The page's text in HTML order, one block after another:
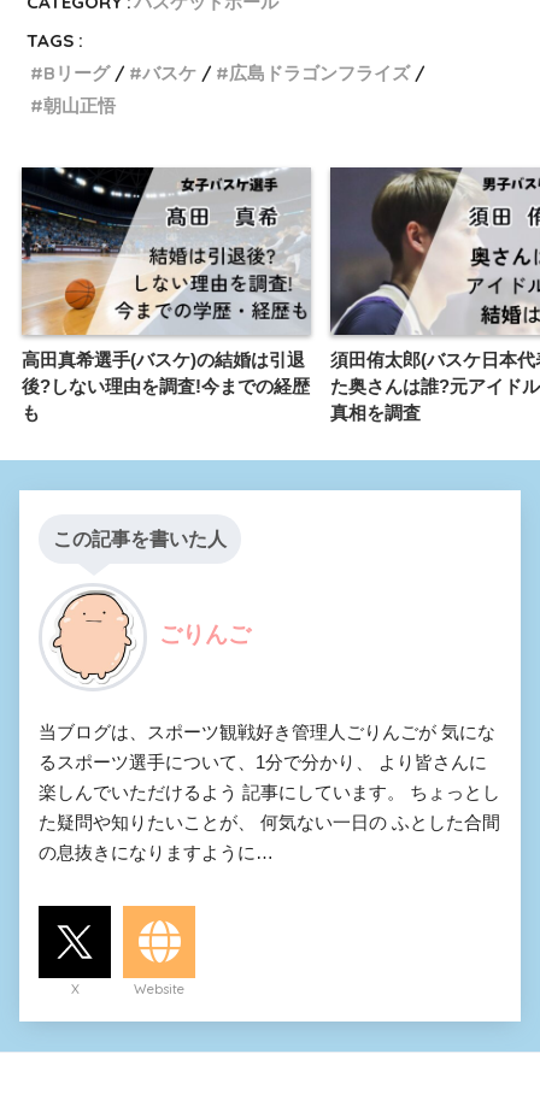
TAGS :
Bリーグ
バスケ
広島ドラゴンフライズ
朝山正悟
高田真希選手(バスケ)の結婚は引退
後?しない理由を調査!今までの経歴
も
須田侑太郎(バスケ日本
た奥さんは誰?元アイド
真相を調査
この記事を書いた人
ごりんご
当ブログは、スポーツ観戦好き管理人ごりんごが 気にな
るスポーツ選手について、1分で分かり、 より皆さんに
楽しんでいただけるよう 記事にしています。 ちょっとし
た疑問や知りたいことが、 何気ない一日の ふとした合間
の息抜きになりますように…
X Website